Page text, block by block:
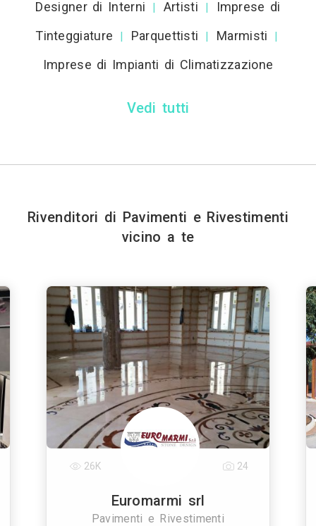
Designer di Interni | Artisti |
Imprese di
Tinteggiature
| Parquettisti | Marmisti |
Imprese di Impianti di Climatizzazione
Vedi tutti
Rivenditori di Pavimenti e Rivestimenti
vicino a te
Euromarmi srl
Pavimenti e Rivestimenti
26K 24